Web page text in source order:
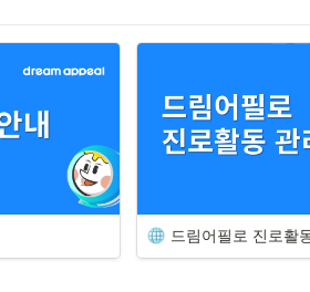
드림어필로 진로활